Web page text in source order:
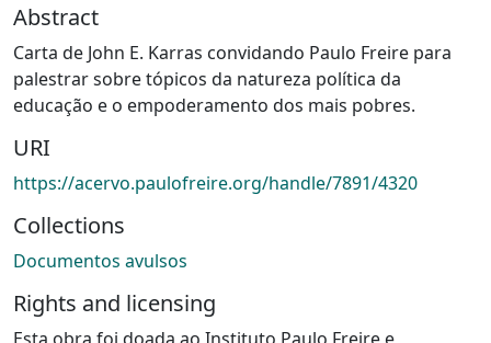
Abstract
Carta de John E. Karras convidando Paulo Freire para
palestrar sobre tópicos da natureza política da
educação e o empoderamento dos mais pobres.
URI
https://acervo.paulofreire.org/handle/7891/4320
Collections
Documentos avulsos
Rights and licensing